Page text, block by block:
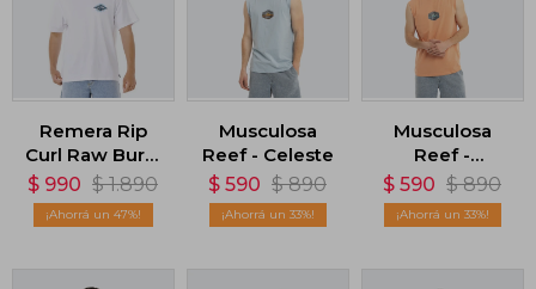
Remera Rip
Curl Raw Burst
Tee - Blanco
$ 990 $ 1.890
47
Musculosa
Reef - Celeste
$ 590 $ 890
33
Musculosa
Reef -
Anaranjada
$ 590 $ 890
33